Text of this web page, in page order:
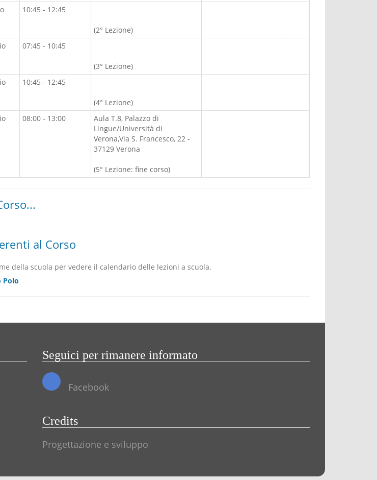
10:45 - 12:45
(2° Lezione)
07:45 - 10:45
(3° Lezione)
10:45 - 12:45
(4° Lezione)
08:00 - 13:00
Aula T.8, Palazzo di
Lingue/Università di
Verona,Via S. Francesco, 22 -
37129 Verona
(5° Lezione: fine corso)
al Corso
della scuola per vedere il calendario delle lezioni a scuola.
Polo
Seguici per rimanere informato
Facebook
Credits
Progettazione e sviluppo